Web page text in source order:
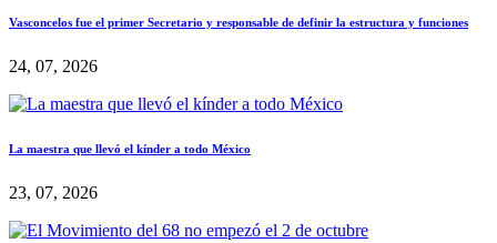
Vasconcelos fue el primer Secretario y responsable de definir la estructura y funciones
24, 07, 2026
La maestra que llevó el kínder a todo México
23, 07, 2026